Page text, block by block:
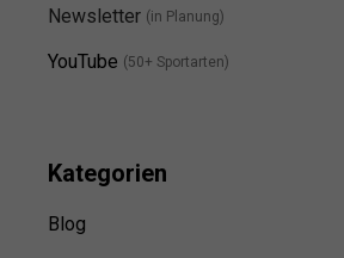
Newsletter (in Planung)
YouTube (50+ Sportarten)
Kategorien
Blog